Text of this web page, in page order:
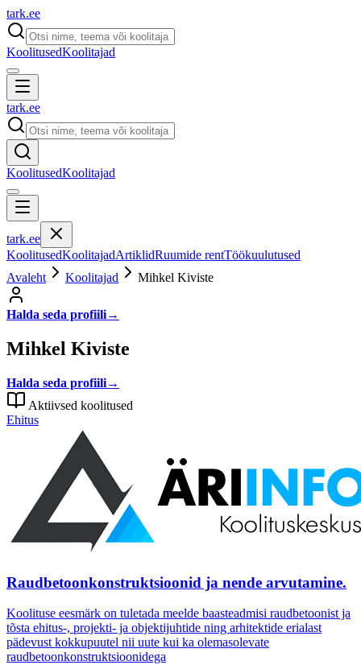
tark.ee
KoolitusedKoolitajad
tark.ee
KoolitusedKoolitajad
tark.ee
KoolitusedKoolitajadArtiklidRuumide rentTöökuulutused
Avaleht
Koolitajad Mihkel Kiviste
Halda seda profiili→
Mihkel Kiviste
Halda seda profiili→
Aktiivsed koolitused
Ehitus
Raudbetoonkonstruktsioonid ja nende arvutamine.
Koolituse eesmärk on tuletada meelde baasteadmisi raudbetoonist ja
tõsta ehitus-, projekti- ja objektijuhtide ning arhitektide erialast
pädevust kokkupuutel nii uute kui ka olemasolevate
raudbetoonkonstruktsioonidega